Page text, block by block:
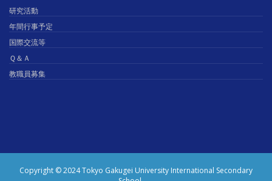
研究活動
年間行事予定
国際交流等
Ｑ＆Ａ
教職員募集
Copyright © 2024 Tokyo Gakugei University International Secondary